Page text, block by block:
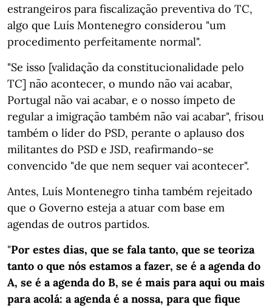
estrangeiros para fiscalização preventiva do TC,
algo que Luís Montenegro considerou "um
procedimento perfeitamente normal".
"Se isso [validação da constitucionalidade pelo
TC] não acontecer, o mundo não vai acabar,
Portugal não vai acabar, e o nosso ímpeto de
regular a imigração também não vai acabar", frisou
também o líder do PSD, perante o aplauso dos
militantes do PSD e JSD, reafirmando-se
convencido "de que nem sequer vai acontecer".
Antes, Luís Montenegro tinha também rejeitado
que o Governo esteja a atuar com base em
agendas de outros partidos.
"Por estes dias, que se fala tanto, que se teoriza
tanto o que nós estamos a fazer, se é a agenda do
A, se é a agenda do B, se é mais para aqui ou mais
para acolá: a agenda é a nossa, para que fique